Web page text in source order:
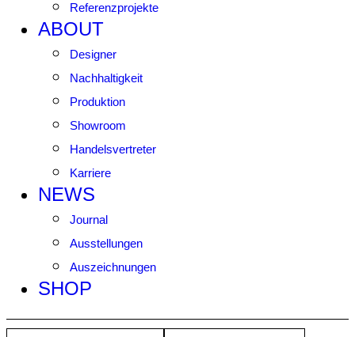
Referenzprojekte
ABOUT
Designer
Nachhaltigkeit
Produktion
Showroom
Handelsvertreter
Karriere
NEWS
Journal
Ausstellungen
Auszeichnungen
SHOP